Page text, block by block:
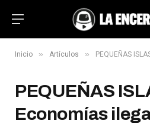
Inicio » Artículos » PEQUEÑAS
PEQUEÑAS
Economías